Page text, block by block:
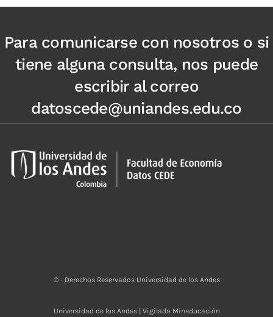
Para comunicarse con nosotros o si
tiene alguna consulta, nos puede
escribir al correo
datoscede@uniandes.edu.co
© - Derechos Reservados Universidad de los Andes
Universidad de los Andes | Vigilada Mineducación